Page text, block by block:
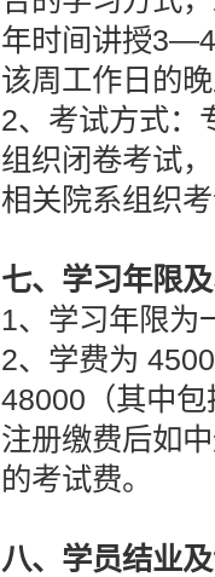
年时间讲授
该周工作日的
2、考试方式：
组织闭卷考试
相关院系组织
七、学习年限
1、学习年限为
2、学费为
48000（其中
注册缴费后如
的考试费。
八、学员结业